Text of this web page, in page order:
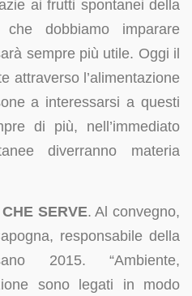
ai frutti spontanei della
dobbiamo imparare
sempre più utile. Oggi il
attraverso l’alimentazione
a interessarsi a questi
di più, nell’immediato
diverranno materia
SERVE. Al convegno,
responsabile della
2015. “Ambiente,
sono legati in modo